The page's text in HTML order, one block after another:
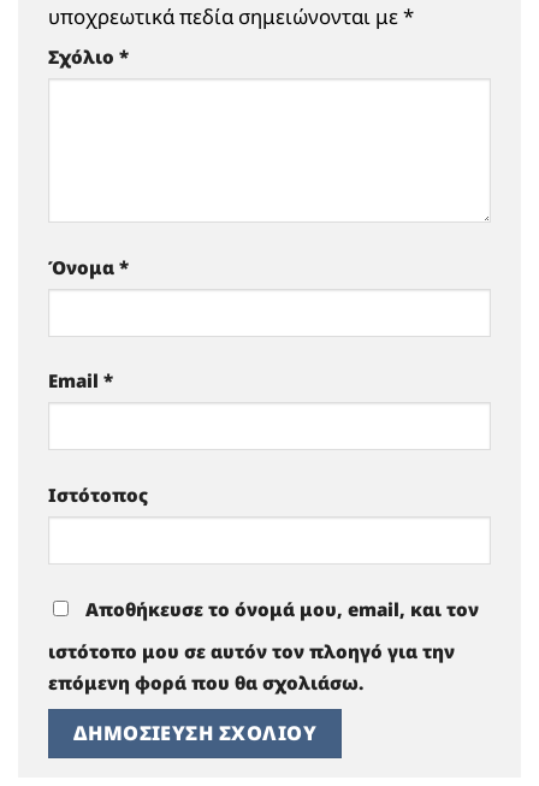
υποχρεωτικά πεδία σημειώνονται με*
Σχόλιο *
Όνομα *
Email *
Ιστότοπος
Αποθήκευσε το όνομά μου, email, και τον
ιστότοπο μου σε αυτόν τον πλοηγό για την
επόμενη φορά που θα σχολιάσω.